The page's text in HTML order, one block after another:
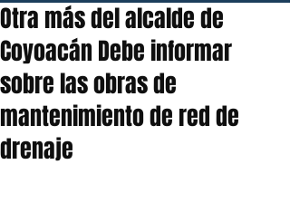
Otra más del alcalde de
Coyoacán Debe informar
sobre las obras de
mantenimiento de red de
drenaje